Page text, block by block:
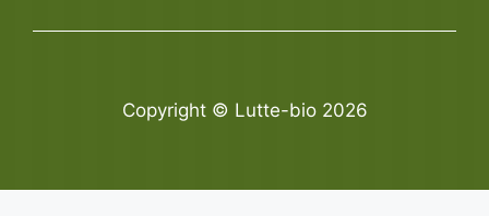
Copyright © Lutte-bio 2026